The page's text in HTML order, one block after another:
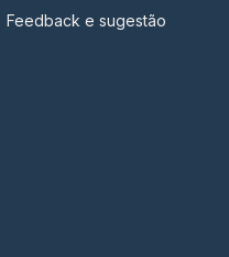
Feedback e sugestão